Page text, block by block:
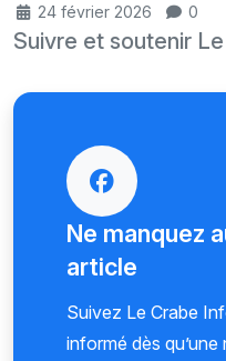
24 février 2026 0
Suivre et soutenir
Ne manquez
article
Suivez Le Crabe
informé dès